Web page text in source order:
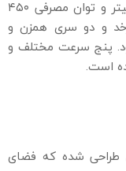
این مدل، یک همزن کاسه‌دار با ظرفیت ۳ لیتر و توان مصرفی ۴۵۰
و دو سری همزن و
پنج سرعت مختلف و
است.
طراحی شده که فضای